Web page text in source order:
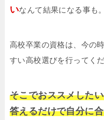
いなんて結果になる事も。
高校卒業の資格は、今の
すい高校選びを行ってくだ
そこでおススメした
答えるだけで自分に